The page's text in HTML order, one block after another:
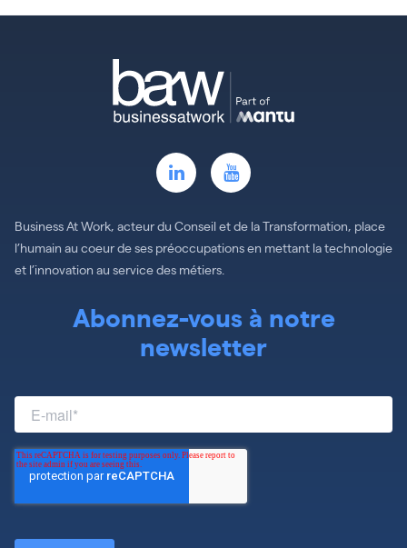
Business At Work, acteur du Conseil et de la Transformation, place
l’humain au coeur de ses préoccupations en mettant la technologie
et l’innovation au service des métiers.
Abonnez-vous à notre
newsletter